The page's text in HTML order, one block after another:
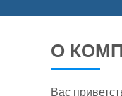
О
Вас